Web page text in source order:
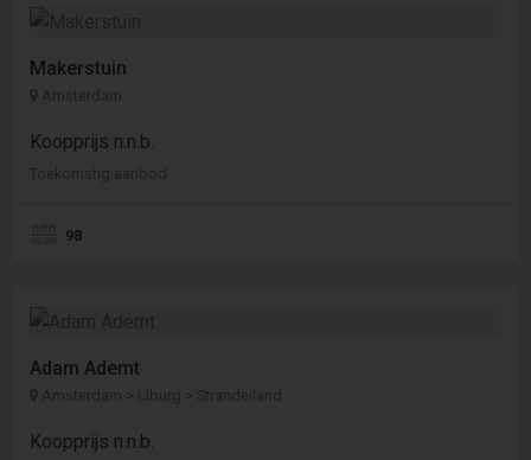
Makerstuin
Amsterdam
Koopprijs n.n.b.
Toekomstig aanbod
98
Adam Ademt
Amsterdam > IJburg > Strandeiland
Koopprijs n.n.b.